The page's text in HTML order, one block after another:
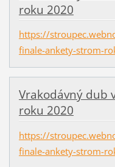
roku 2020
https://
finale-ankety-strom-
Vrakodávný dub
roku 2020
https://
finale-ankety-strom-